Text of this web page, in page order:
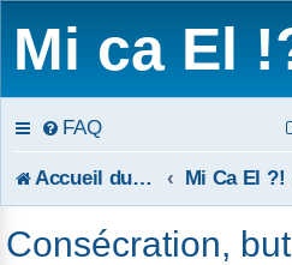
Mi ca El
FAQ
Accueil du forum Mi Ca El ?!
Consécration,